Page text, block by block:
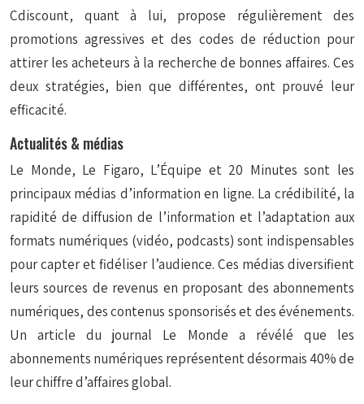
Cdiscount, quant à lui, propose régulièrement des
promotions agressives et des codes de réduction pour
attirer les acheteurs à la recherche de bonnes affaires. Ces
deux stratégies, bien que différentes, ont prouvé leur
efficacité.
Actualités & médias
Le Monde, Le Figaro, L’Équipe et 20 Minutes sont les
principaux médias d’information en ligne. La crédibilité, la
rapidité de diffusion de l’information et l’adaptation aux
formats numériques (vidéo, podcasts) sont indispensables
pour capter et fidéliser l’audience. Ces médias diversifient
leurs sources de revenus en proposant des abonnements
numériques, des contenus sponsorisés et des événements.
Un article du journal Le Monde a révélé que les
abonnements numériques représentent désormais 40% de
leur chiffre d’affaires global.